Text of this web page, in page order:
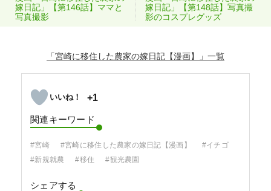
嫁日記」【第146話】ママと
写真撮影
嫁日記」【第148話】写真撮
影のコスプレグッズ
「宮崎に移住した農家の嫁日記【漫画】」
+1
関連キーワード
#宮崎 #宮崎に移住した農家の嫁日記【漫画】
#イチゴ
#新規就農
#移住 #観光農園
シェアする